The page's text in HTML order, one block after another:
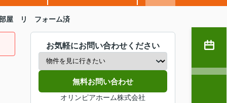
屋 リ フォーム済
お気軽にお問い合わせください
無料お問い合わせ
オリンピアホーム株式会社